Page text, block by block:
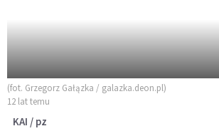
(fot. Grzegorz Gałązka / galazka.deon.pl)
12 lat temu
KAI / pz